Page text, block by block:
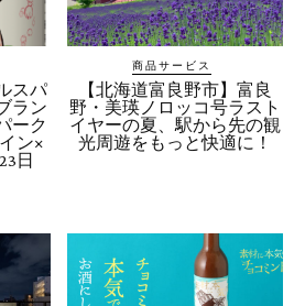
スパ
ラン
ーク
ン×
日
商品サービス
【北海道富良野市】富良
野・美瑛ノロッコ号ラスト
イヤーの夏、駅から先の観
光周遊をもっと快適に！